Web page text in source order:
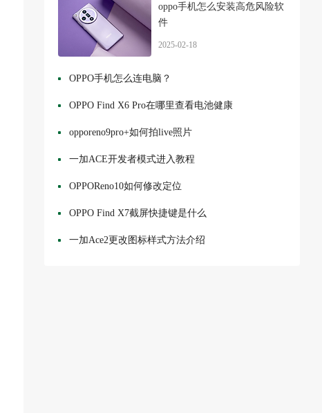
oppo手机怎么安装高危风险软
件
2025-02-18
OPPO手机怎么连电脑？
OPPO Find X6 Pro在哪里查看电池健康
opporeno9pro+如何拍live照片
一加ACE开发者模式进入教程
OPPOReno10如何修改定位
OPPO Find X7截屏快捷键是什么
一加Ace2更改图标样式方法介绍